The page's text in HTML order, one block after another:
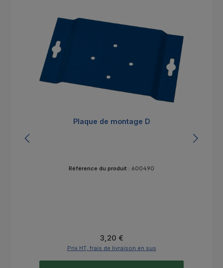
Plaque de montage D
Référence du produit : 600490
Prix régulier :
3,20 €
Prix HT, frais de livraison en sus